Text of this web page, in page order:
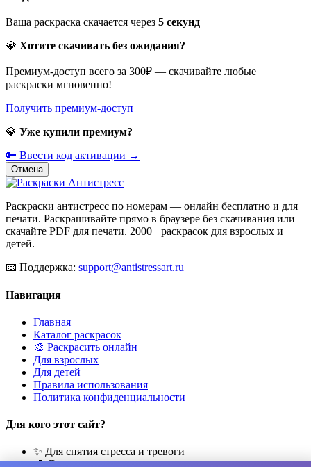
Ваша раскраска скачается через 5 секунд
💎 Хотите скачивать без ожидания?
Премиум-доступ всего за 300₽ — скачивайте любые
раскраски мгновенно!
Получить премиум-доступ
💎 Уже купили премиум?
🔑 Ввести код активации →
Отмена
Раскраски антистресс по номерам — онлайн бесплатно и для
печати. Раскрашивайте прямо в браузере без скачивания или
скачайте PDF для печати. 2000+ раскрасок для взрослых и
детей.
📧 Поддержка: support@antistressart.ru
Навигация
Главная
Каталог раскрасок
🎨 Раскрасить онлайн
Для взрослых
Для детей
Правила использования
Политика конфиденциальности
Для кого этот сайт?
✨ Для снятия стресса и тревоги
🎨 Для развития креативности